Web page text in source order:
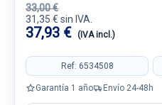
33,00 €
31,35 € sin IVA.
37,93 € (IVA incl.)
Ref: 6534508
Garantía 1 año Envío 24-48h